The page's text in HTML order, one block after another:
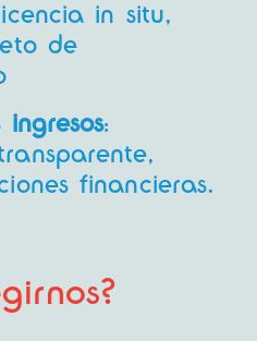
in situ,
de
:
financieras.